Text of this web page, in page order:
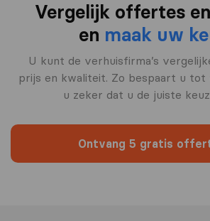
Vergelijk offertes
en maak uw
U kunt de verhuisfirma’s
prijs en kwaliteit. Zo bespaart u tot
u zeker dat u de juiste
Ontvang 5 gratis